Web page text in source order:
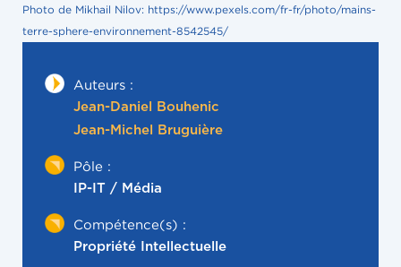
Auteurs :
Jean-Daniel Bouhenic
Jean-Michel Bruguière
Pôle :
IP-IT / Média
Compétence(s) :
Propriété Intellectuelle
Photo de Mikhail Nilov: https://www.pexels.com/fr-fr/photo/mains-
terre-sphere-environnement-8542545/